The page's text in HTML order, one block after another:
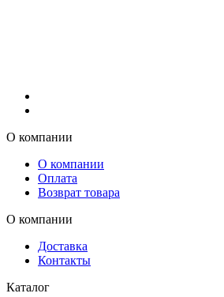
О компании
О компании
Оплата
Возврат товара
О компании
Доставка
Контакты
Каталог